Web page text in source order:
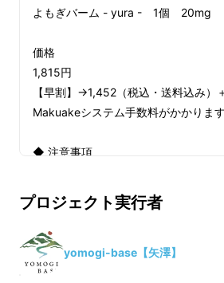
今回お届けするのは
・そよぐ、しなやかに よも
・ゆらぐ、したたかに よも
の2つです。
どちらも自然由来の成分にこだ
しました。毎朝自分の顔を見
よう
にと想いを込めて商品開
ました。
よもぎバーム - yura - 1個 20mg
価格
1,815円
【早割】→1,452（税込・送料込み）
Makuakeシステム手数料がかかります
◆ 注意事項
が向上した場合は、一般販売価格が予
定価格より下がる可能性があります。
デザイン・仕様は、変更となる場合が
あります。
ご注文状況、原料・資材の供給状況、
プロジェクト実行者
yomogi-base【矢澤】